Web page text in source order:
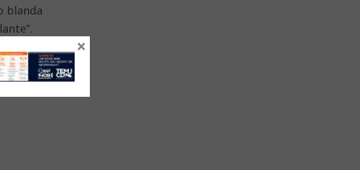
blanda
aplicar el
×